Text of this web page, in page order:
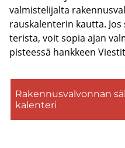
val­mis­te­li­jal­ta
raus­ka­len­te­rin kaut­ta.
te­ris­ta, voit sopia ajan
pis­tees­sä hank­keen
Ra­ken­nus­val­von­nan
ka­len­te­ri